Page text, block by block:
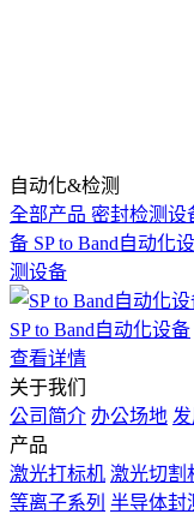
自动化&检测
全部产品 密封检测设
备 SP to Band自动化
测设备
SP to Band自动化设备
查看详情
关于我们
公司简介 办公场地
产品
激光打标机 激光切割
等离子系列 半导体封